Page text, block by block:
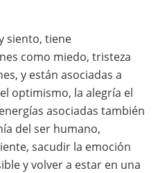
siento, tiene
como miedo, tristeza
y están asociadas a
optimismo, la alegría el
asociadas también
del ser humano,
sacudir la emoción
y volver a estar en una